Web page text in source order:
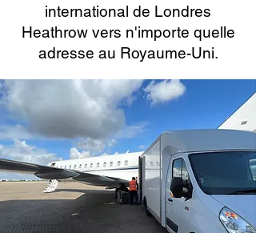
international de Londres
Heathrow vers n'importe quelle
adresse au Royaume-Uni.